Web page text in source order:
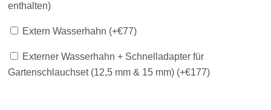
enthalten)
Extern Wasserhahn (+€77)
Externer Wasserhahn + Schnelladapter für
Gartenschlauchset (12,5 mm & 15 mm) (+€177)